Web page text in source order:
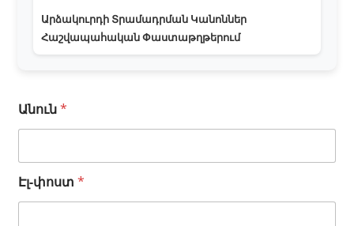
Արձակուրդի Տրամադրման Կանոններ
Հաշվապահական Փաստաթղթերում
Անուն*
Էլ-փոստ*